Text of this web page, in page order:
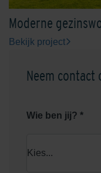
Moderne
Bekijk project
Neem contact
Wie ben jij? *